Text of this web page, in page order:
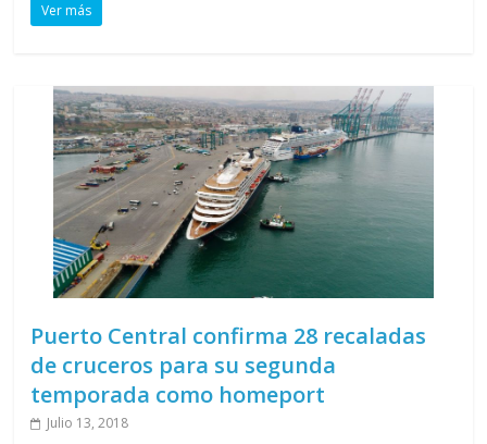
Ver más
Puerto Central confirma 28 recaladas
de cruceros para su segunda
temporada como homeport
Julio 13, 2018